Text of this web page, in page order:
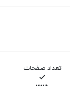
تعداد صفحات